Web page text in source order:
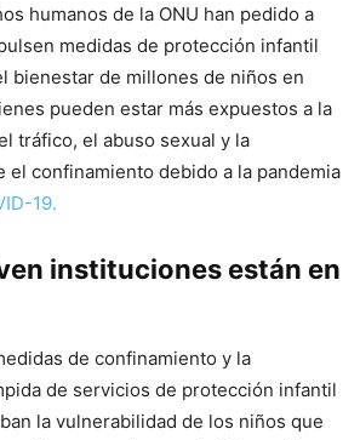
humanos de la ONU han pedido a
medidas de protección infantil
bienestar de millones de niños en
pueden estar más expuestos a la
tráfico, el abuso sexual y la
el confinamiento debido a la pandemia
19.
instituciones están en
de confinamiento y la
de servicios de protección infantil
la vulnerabilidad de los niños que